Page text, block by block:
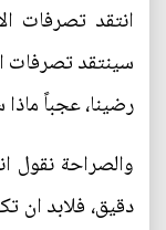
انتقد تصرفات
سينتقد تصرفات
رضينا، عجباً
والصراحة نقول
دقيق، فلابد ان